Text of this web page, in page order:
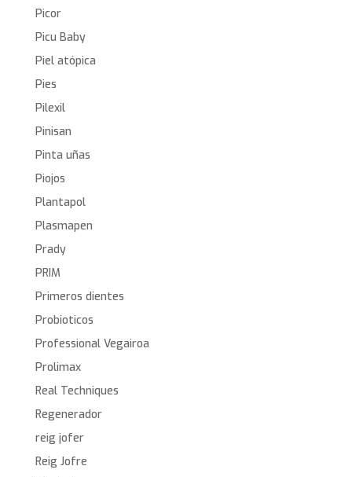
Picor
Picu Baby
Piel atópica
Pies
Pilexil
Pinisan
Pinta uñas
Piojos
Plantapol
Plasmapen
Prady
PRIM
Primeros dientes
Probioticos
Professional Vegairoa
Prolimax
Real Techniques
Regenerador
reig jofer
Reig Jofre